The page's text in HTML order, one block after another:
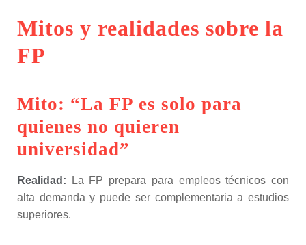
Mitos y realidades sobre la
FP
Mito: “La FP es solo para
quienes no quieren
universidad”
Realidad: La FP prepara para empleos técnicos con
alta demanda y puede ser complementaria a estudios
superiores.